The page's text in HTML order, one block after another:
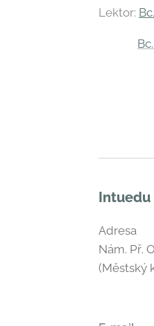
Lektor:
Bc.
Intuedu
Adresa
Nám. Př.
(Městský